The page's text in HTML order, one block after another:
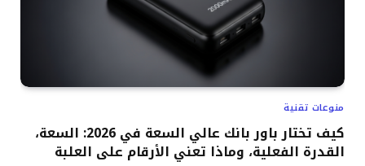
منوعات تقنية
كيف تختار باور بانك عالي السعة في 2026: السعة،
القدرة الفعلية، وماذا تعني الأرقام على العلبة